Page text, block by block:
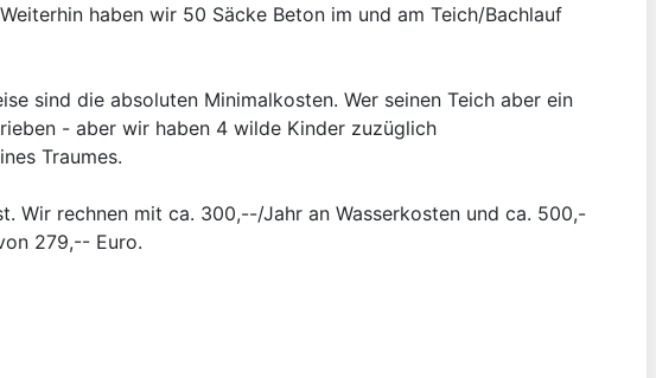
haben wir 50 Säcke Beton im und am Teich/Bachlauf
sind die absoluten Minimalkosten. Wer seinen Teich aber ein
- aber wir haben 4 wilde Kinder zuzüglich
Traumes.
Wir rechnen mit ca. 300,--/Jahr an Wasserkosten und ca. 500,-
279,-- Euro.